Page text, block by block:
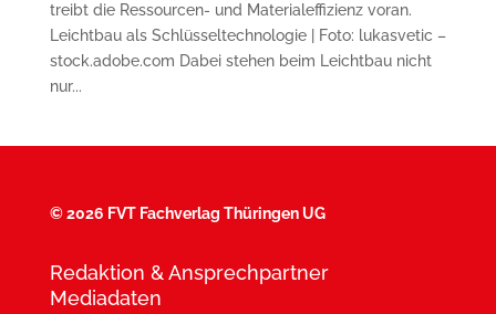
treibt die Ressourcen- und Materialeffizienz voran.
Leichtbau als Schlüsseltechnologie | Foto: lukasvetic –
stock.adobe.com Dabei stehen beim Leichtbau nicht
nur...
©2026 FVT Fachverlag Thüringen UG
Redaktion & Ansprechpartner
Mediadaten